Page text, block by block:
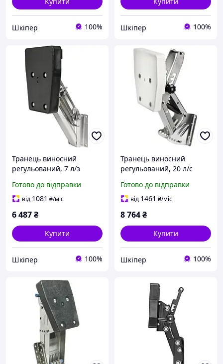
Шкіпер 100% Шкіпер 100%
Транець виносний
регульований, 7 л/з
(47.376.12)
Готово до відправки
від 1081 ₴/міс
6 487₴
Купити
Шкіпер 100%
Транець виносний
регульований, 20 л/с
(47.376.26)
Готово до відправки
від 1461 ₴/міс
8 764₴
Купити
Шкіпер 100%